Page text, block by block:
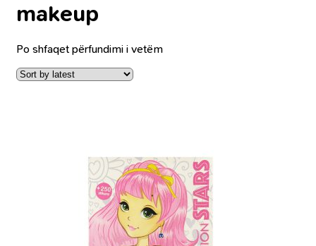
makeup
Po shfaqet përfundimi i vetëm